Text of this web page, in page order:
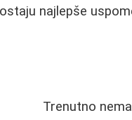
najlepše
Trenutno